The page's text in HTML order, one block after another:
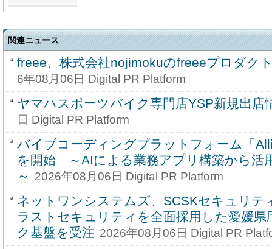
関連ニュース
freee、株式会社nojimokuのfreeeプロダク
6年08月06日 Digital PR Platform
ヤマハスポーツバイク専門店YSP新規出店
日 Digital PR Platform
バイブコーディングプラットフォーム「
を開始 ～AIによる業務アプリ構築から活
～
2026年08月06日 Digital PR Platform
ネットワンシステムズ、SCSKセキュリテ
ラストセキュリティを全面採用した愛媛県
ク基盤を受注 2026年08月06日 Digital PR